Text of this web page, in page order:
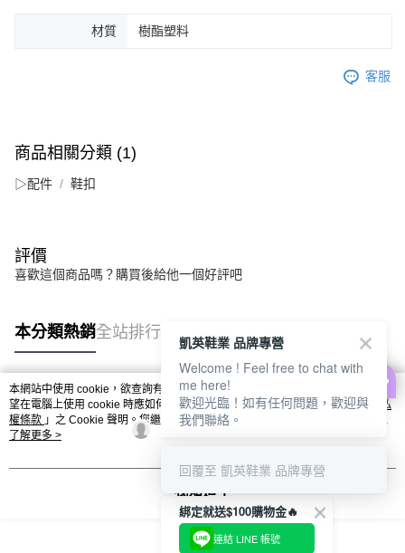
材質 樹酯塑料
客服
商品相關分類 (1)
▷配件 鞋扣
評價
喜歡這個商品嗎？購買後給他一個好評吧
本分類熱銷全站排行
熱門標籤
本網站中使用 cookie，欲查詢有關本網站使用 cookie 方式之詳情，及若您不希
望在電腦上使用 cookie 時應如何變更電腦的 cookie 設定，請參閱本網站「
隱私
權條款 」之 Cookie 聲明。您繼續使用本網站即表示您同意本公司得按本網站使
用條款之 Cookie 聲明使用 cookie。
了解更多 >
我知道了
綁定就送$100購物金🔥
連結 LINE 帳號
凱英鞋業 品牌專營
Welcome ! Feel free to chat with
me here!
歡迎光臨！如有任何問題，歡迎與
我們聯絡。
回覆至 凱英鞋業 品牌專營